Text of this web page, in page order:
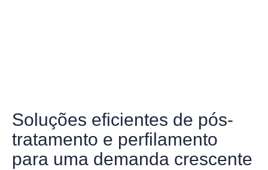
Soluções eficientes de pós-
tratamento e perfilamento
para uma demanda crescente